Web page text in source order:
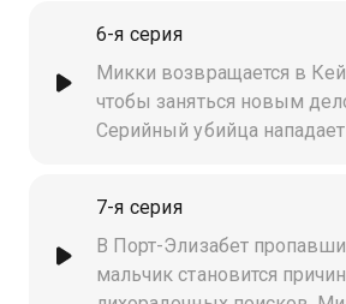
ближайших сорока восьми
прежде чем он предстанет
судом
6-я серия
Микки возвращается в
чтобы заняться новым
Серийный убийца
но выбивание признания
превращается в гонку со
временем
7-я серия
В Порт-Элизабет
мальчик становится